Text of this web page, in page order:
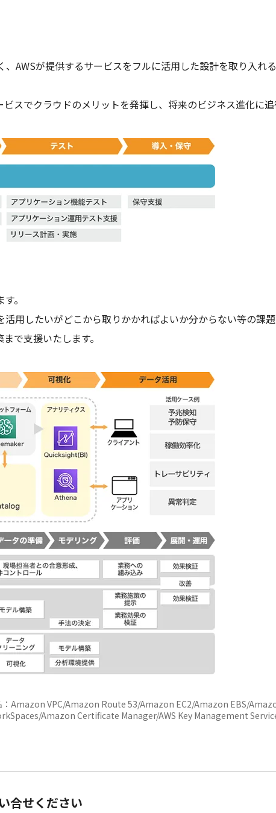
AWSが提供するサービスをフルに活用した設計を取り入れ
スでクラウドのメリットを発揮し、将来のビジネス進化に追
。
用したいがどこから取りかかればよいか分からない等の課
で支援いたします。
：Amazon VPC/Amazon Route 53/Amazon EC2/Amazon EBS/
Amazon Certificate Manager/AWS Key Management
合せください